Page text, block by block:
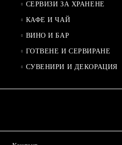
СЕРВИЗИ ЗА ХРАНЕНЕ
КАФЕ И ЧАЙ
ВИНО И БАР
ГОТВЕНЕ И СЕРВИРАНЕ
СУВЕНИРИ И ДЕКОРАЦИЯ